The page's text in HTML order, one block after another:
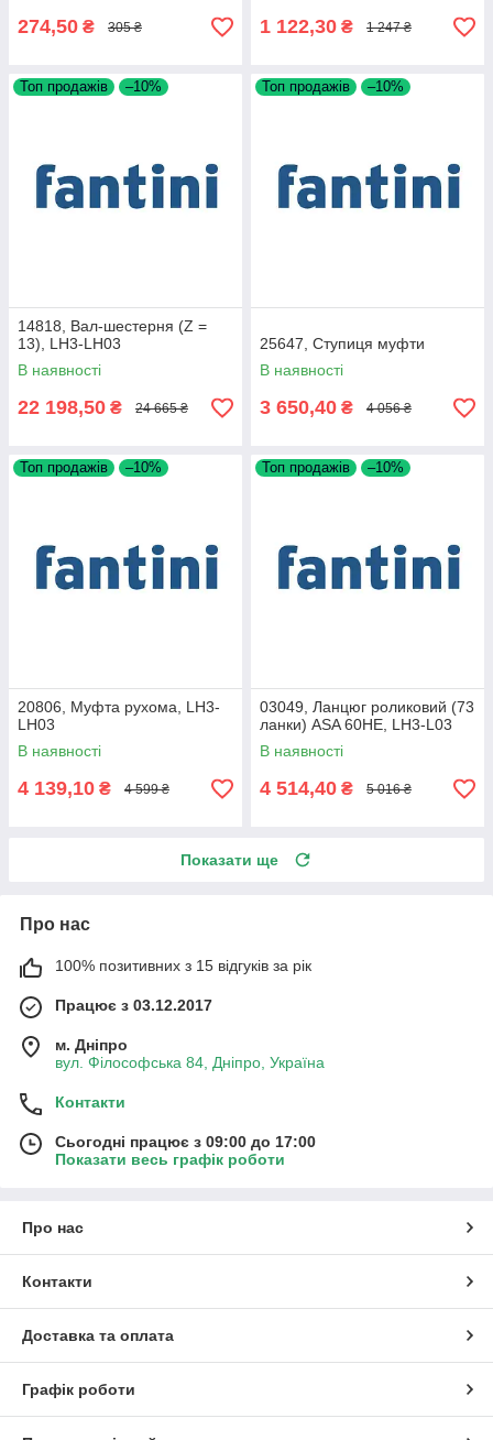
274,50 ₴ 305 ₴ 1 122,30 ₴ 1 247 ₴
Топ продажів –10%
14818, Вал-шестерня (Z =
13), LH3-LH03
В наявності
22 198,50 ₴ 24 665 ₴
Топ продажів –10%
25647, Ступиця муфти
В наявності
3 650,40 ₴ 4 056 ₴
Топ продажів –10%
20806, Муфта рухома, LH3-
LH03
В наявності
4 139,10 ₴ 4 599 ₴
Топ продажів –10%
03049, Ланцюг роликовий (73
ланки) ASA 60HE, LH3-L03
В наявності
4 514,40 ₴ 5 016 ₴
Показати ще
Про нас
100% позитивних з 15 відгуків за рік
Працює з 03.12.2017
м. Дніпро
вул. Філософська 84, Дніпро, Україна
Контакти
Сьогодні працює з 09:00 до 17:00
Показати весь графік роботи
Про нас
Контакти
Доставка та оплата
Графік роботи